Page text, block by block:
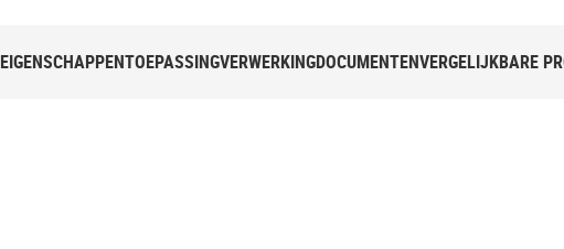
EIGENSCHAPPENTOEPASSINGVERWERKINGDOCUMENTENVERGELIJKBARE